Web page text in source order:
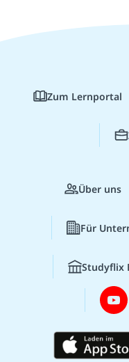
Zum Lernportal
Über uns
Für
Studyflix